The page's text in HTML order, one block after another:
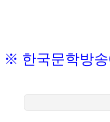
※ 한국문학방송